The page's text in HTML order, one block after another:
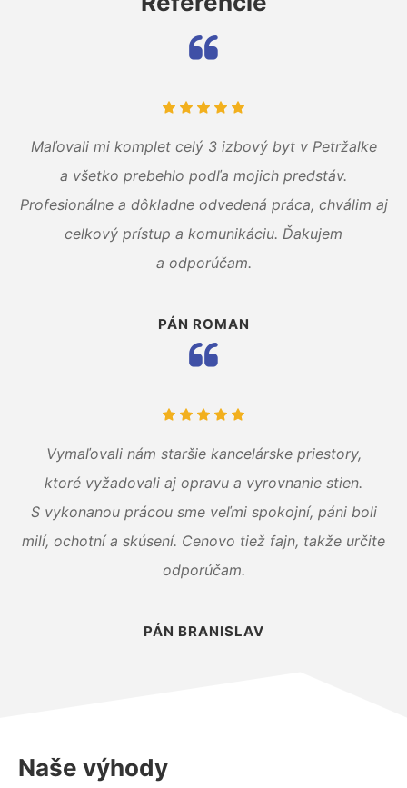
Maľovali mi komplet celý 3 izbový byt v Petržalke
a všetko prebehlo podľa mojich predstáv.
Profesionálne a dôkladne odvedená práca, chválim aj
celkový prístup a komunikáciu. Ďakujem
a odporúčam.
PÁN ROMAN
Vymaľovali nám staršie kancelárske priestory,
ktoré vyžadovali aj opravu a vyrovnanie stien.
S vykonanou prácou sme veľmi spokojní, páni boli
milí, ochotní a skúsení. Cenovo tiež fajn, takže určite
odporúčam.
PÁN BRANISLAV
Naše výhody